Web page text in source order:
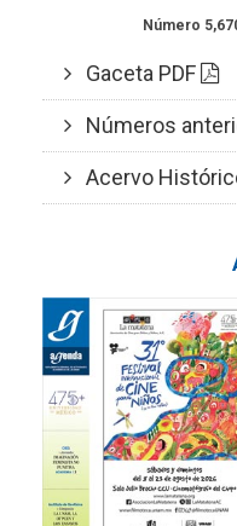
Número
Gaceta PDF
Números
Acervo